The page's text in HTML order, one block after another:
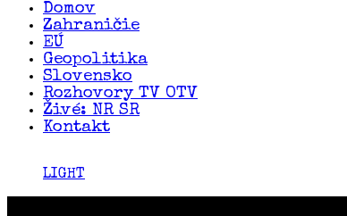
Domov
Zahraničie
EÚ
Geopolitika
Slovensko
Rozhovory TV OTV
Živé: NR SR
Kontakt
LIGHT